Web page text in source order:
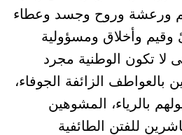
ورعشة وروح وجسد وعطاء
وقيم وأخلاق ومسؤولية
تكون الوطنية مجرد
بالعواطف الزائفة الجوفاء،
بالرياء، المشوهين
للفتن الطائفية